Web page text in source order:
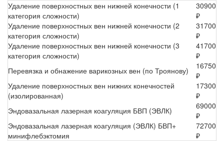
Удаление поверхностных вен нижней конечности (1
категория сложности)
30900
₽
Удаление поверхностных вен нижней конечности (2
категория сложности)
31700
₽
Удаление поверхностных вен нижней конечности (3
категория сложности)
41700
₽
Перевязка и обнажение варикозных вен (по Троянову)
16750
₽
Удаление поверхностных вен нижних конечностей
(изолированная)
17300
₽
Эндовазальная лазерная коагуляция БВП (ЭВЛК)
69000
₽
Эндовазальная лазерная коагуляция (ЭВЛК) БВП+
минифлебэктомия
72700
₽